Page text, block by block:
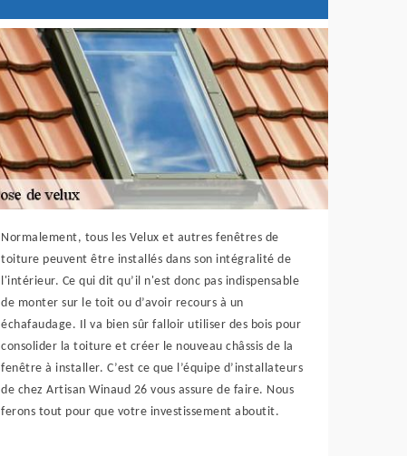
Normalement, tous les Velux et autres fenêtres de
toiture peuvent être installés dans son intégralité de
l'intérieur. Ce qui dit qu’il n'est donc pas indispensable
de monter sur le toit ou d’avoir recours à un
échafaudage. Il va bien sûr falloir utiliser des bois pour
consolider la toiture et créer le nouveau châssis de la
fenêtre à installer. C’est ce que l’équipe d’installateurs
de chez Artisan Winaud 26 vous assure de faire. Nous
ferons tout pour que votre investissement aboutit.